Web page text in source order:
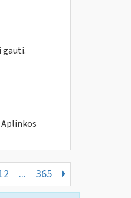
gauti.
... 365